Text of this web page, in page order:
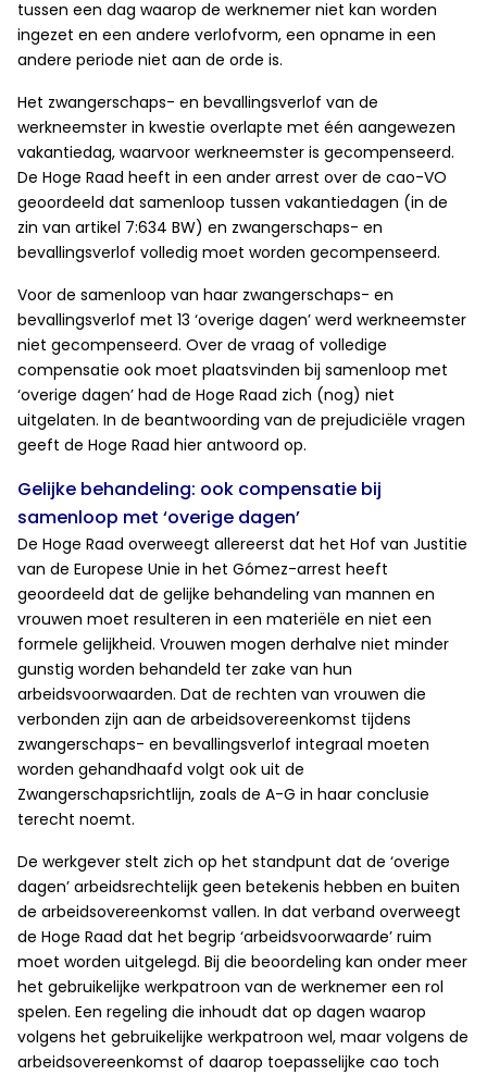
tussen een dag waarop de werknemer niet kan worden
ingezet en een andere verlofvorm, een opname in een
andere periode niet aan de orde is.
Het zwangerschaps- en bevallingsverlof van de
werkneemster in kwestie overlapte met één aangewezen
vakantiedag, waarvoor werkneemster is gecompenseerd.
De Hoge Raad heeft in een ander arrest over de cao-VO
geoordeeld dat samenloop tussen vakantiedagen (in de
zin van artikel 7:634 BW) en zwangerschaps- en
bevallingsverlof volledig moet worden gecompenseerd.
Voor de samenloop van haar zwangerschaps- en
bevallingsverlof met 13 ‘overige dagen’ werd werkneemster
niet gecompenseerd. Over de vraag of volledige
compensatie ook moet plaatsvinden bij samenloop met
‘overige dagen’ had de Hoge Raad zich (nog) niet
uitgelaten. In de beantwoording van de prejudiciële vragen
geeft de Hoge Raad hier antwoord op.
Gelijke behandeling: ook compensatie bij
samenloop met ‘overige dagen’
De Hoge Raad overweegt allereerst dat het Hof van Justitie
van de Europese Unie in het Gómez-arrest heeft
geoordeeld dat de gelijke behandeling van mannen en
vrouwen moet resulteren in een materiële en niet een
formele gelijkheid. Vrouwen mogen derhalve niet minder
gunstig worden behandeld ter zake van hun
arbeidsvoorwaarden. Dat de rechten van vrouwen die
verbonden zijn aan de arbeidsovereenkomst tijdens
zwangerschaps- en bevallingsverlof integraal moeten
worden gehandhaafd volgt ook uit de
Zwangerschapsrichtlijn, zoals de A-G in haar conclusie
terecht noemt.
De werkgever stelt zich op het standpunt dat de ‘overige
dagen’ arbeidsrechtelijk geen betekenis hebben en buiten
de arbeidsovereenkomst vallen. In dat verband overweegt
de Hoge Raad dat het begrip ‘arbeidsvoorwaarde’ ruim
moet worden uitgelegd. Bij die beoordeling kan onder meer
het gebruikelijke werkpatroon van de werknemer een rol
spelen. Een regeling die inhoudt dat op dagen waarop
volgens het gebruikelijke werkpatroon wel, maar volgens de
arbeidsovereenkomst of daarop toepasselijke cao toch